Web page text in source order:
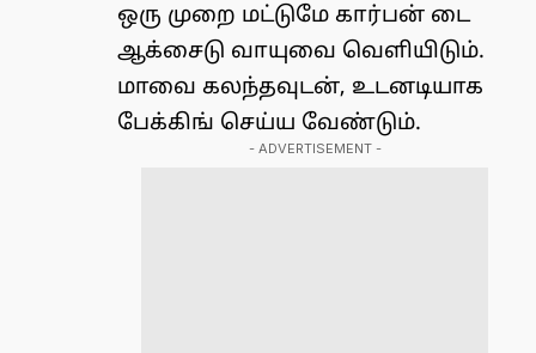
ஒரு முறை மட்டுமே கார்பன் டை
ஆக்சைடு வாயுவை வெளியிடும்.
மாவை கலந்தவுடன், உடனடியாக
பேக்கிங் செய்ய வேண்டும்.
- ADVERTISEMENT -